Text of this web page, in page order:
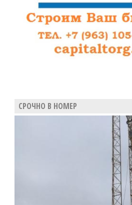
СРОЧНО В НОМЕР